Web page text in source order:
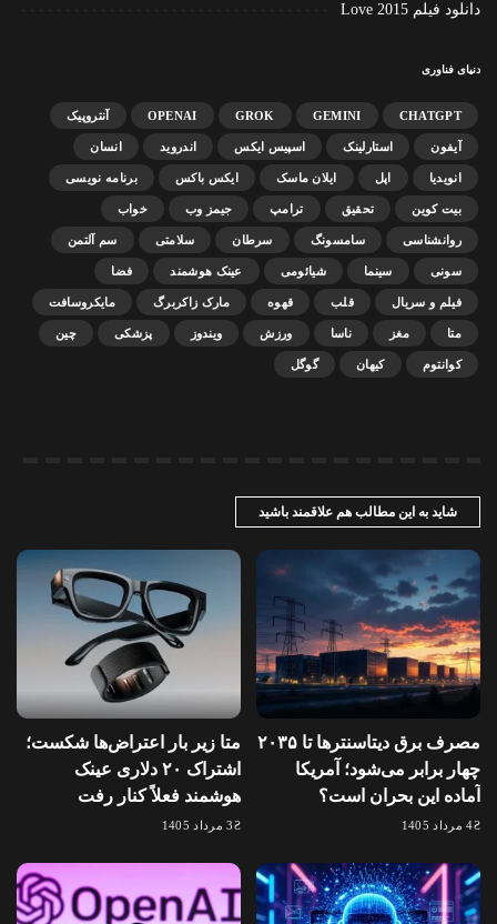
دانلود فیلم Love 2015
دنیای فناوری
CHATGPT
GEMINI
GROK
OPENAI آنتروپیک
آیفون استارلینک اسپیس ایکس اندروید انسان
انویدیا اپل ایلان ماسک ایکس باکس برنامه نویسی
بیت کوین تحقیق ترامپ جیمز وب خواب
روانشناسی سامسونگ سرطان سلامتی سم آلتمن
سونی سینما شیائومی عینک هوشمند فضا
فیلم و سریال قلب قهوه مارک زاکربرگ مایکروسافت
متا مغز ناسا ورزش ویندوز پزشکی چین
کوانتوم کیهان گوگل
شاید به این مطالب هم علاقمند باشید
مصرف برق دیتاسنترها تا ۲۰۳۵
چهار برابر می‌شود؛ آمریکا
آماده این بحران است؟
4 مرداد 1405
متا زیر بار اعتراض‌ها شکست؛
اشتراک ۲۰ دلاری عینک
هوشمند فعلاً کنار رفت
3 مرداد 1405